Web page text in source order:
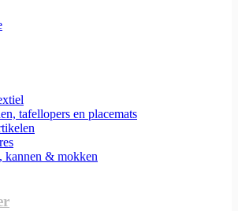
tafellopers en placemats
kannen & mokken